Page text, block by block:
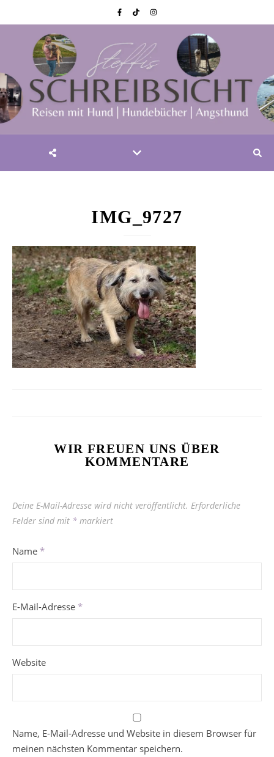
IMG_9727
WIR FREUEN UNS ÜBER
KOMMENTARE
Deine E-Mail-Adresse wird nicht veröffentlicht. Erforderliche
Felder sind mit * markiert
Name *
E-Mail-Adresse *
Website
Name, E-Mail-Adresse und Website in diesem Browser für
meinen nächsten Kommentar speichern.